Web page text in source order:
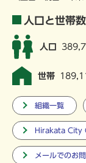
人口と世帯数
人口
世帯
組織一覧
Hirakata City
メールでのお